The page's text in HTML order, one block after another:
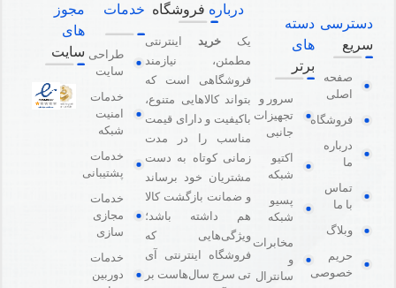
دسترسی
سریع
صفحه
اصلی
فروشگاه
درباره
ما
تماس
با ما
وبلاگ
حریم
خصوصی
دسته
های
برتر
سرور و
تجهیزات
جانبی
اکتیو
شبکه
پسیو
شبکه
مخابرات
و
سانترال
درباره فروشگاه
یک خریداینترنتی
مطمئن، نیازمند
فروشگاهی است که
بتواند کالاهایی متنوع،
باکیفیت و دارای قیمت
مناسب را در مدت
زمانی کوتاه به دست
مشتریان خود برساند
و ضمانت بازگشت کالا
هم داشته باشد؛
ویژگی‌هایی که
فروشگاه اینترنتی آی
تی سرچ سال‌هاست بر
خدمات
طراحی
سایت
خدمات
امنیت
شبکه
خدمات
پشتیبانی
خدمات
مجازی
سازی
خدمات
دوربین
مجوز
های
سایت